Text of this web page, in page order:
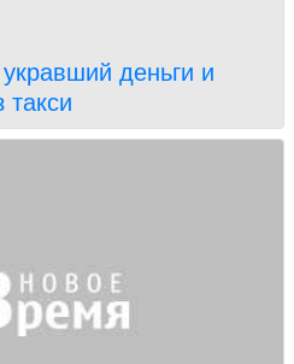
деньги и
такси